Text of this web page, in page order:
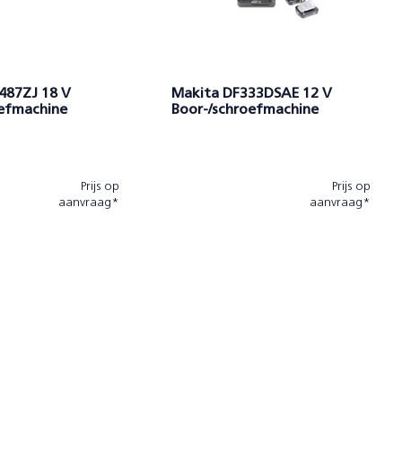
18 V
Prijs op
aanvraag*
Makita DF333DSAE 12 V
Boor-/schroefmachine
Prijs op
aanvraag*